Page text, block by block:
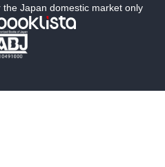
SF
文学
Japan domestic market only